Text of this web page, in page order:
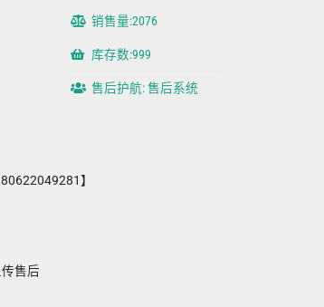
】
售后
销售量:2076
库存数:999
售后护航: 售后系统